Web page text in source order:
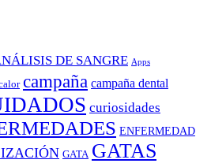
DE SANGRE Apps
campaña campaña dental
curiosidades
ENFERMEDAD
GATA GATAS